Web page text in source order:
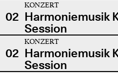
02
KONZERT
Harmoniemusik
Session
02
KONZERT
Harmoniemusik
Session